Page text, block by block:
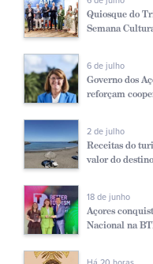
Quiosque do
Semana
6 de julho
Governo dos
reforçam
2 de julho
Receitas do
valor do
18 de junho
Açores
Nacional na